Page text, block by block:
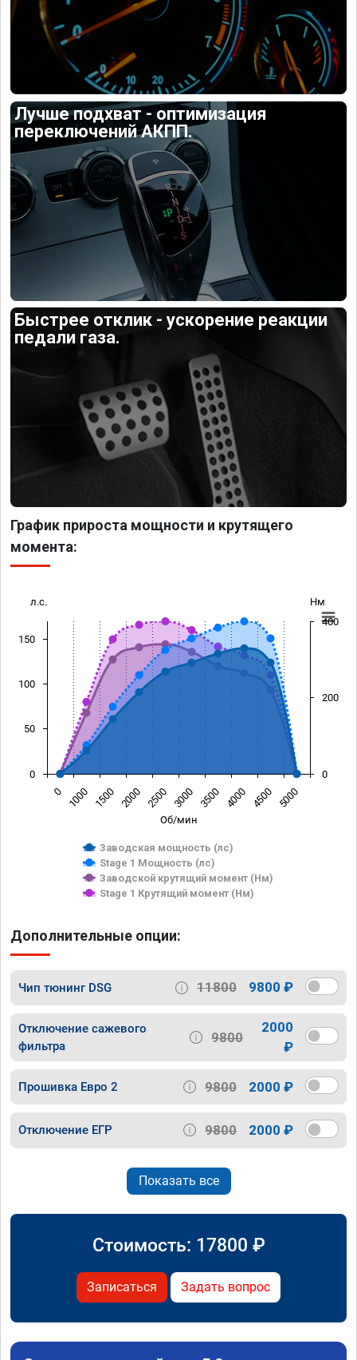
Лучше подхват - оптимизация
переключений АКПП.
Быстрее отклик - ускорение реакции
педали газа.
График прироста мощности и крутящего
момента:
Об/мин
л.с. Нм
Заводская мощность (лс)
Stage 1 Мощность (лс)
Заводской крутящий момент (Нм)
Stage 1 Крутящий момент (Нм)
0 1000 1500 2000 2500 3000 3500 4000 4500 5000
0
50
100
150
0
200
400
Дополнительные опции:
Чип тюнинг DSG 11800 9800 ₽
Отключение сажевого
фильтра
9800
2000
₽
Прошивка Евро 2 9800 2000 ₽
Отключение ЕГР 9800 2000 ₽
Показать все
Стоимость: 17800 ₽
Записаться Задать вопрос